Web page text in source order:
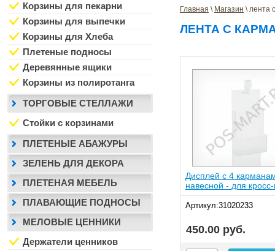
Главная \ Магазин \ лента
ЛЕНТА С
Дисплей с 4
навесной - для
Артикул:31020233
450.00 руб.
Корзины для пекарни
Корзины для выпечки
Корзины для Хлеба
Плетеные подносы
Деревянные ящики
Корзины из полиротанга
ТОРГОВЫЕ СТЕЛЛАЖИ
Стойки с корзинами
ПЛЕТЕНЫЕ АБАЖУРЫ
ЗЕЛЕНЬ ДЛЯ ДЕКОРА
ПЛЕТЕНАЯ МЕБЕЛЬ
ПЛАВАЮЩИЕ ПОДНОСЫ
МЕЛОВЫЕ ЦЕННИКИ
Держатели ценников